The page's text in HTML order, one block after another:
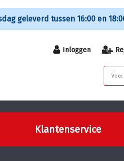
geleverd tussen 16:00 en
Inloggen
Klantenservice